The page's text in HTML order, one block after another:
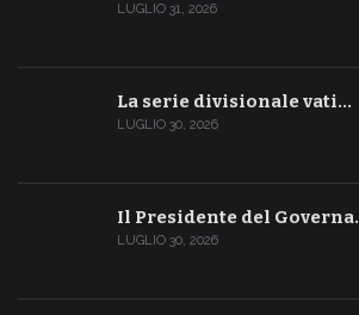
LUGLIO 31, 2026
La serie divisionale vati…
LUGLIO 30, 2026
Il Presidente del
LUGLIO 30, 2026